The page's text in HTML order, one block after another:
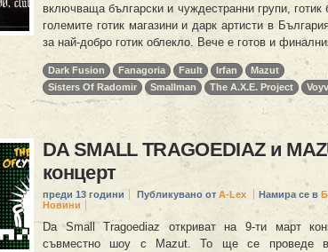
включваща български и чуждестранни групи,
големите готик магазини и дарк артисти в
за най-добро готик облекло. Вече е готов и
Dark Fusion Fanagoria Fault Irfan
Mazut
Sisters Of Radomir
Smallman The A.X.E. Project
DA SMALL TRAGOEDIAZ и
концерт
преди 13 години Публикувано от A-Lex Намира се в
Новини
Da Small Tragoediaz откриват на 9-ти март
съвместно шоу с Mazut. То ще се проведе в